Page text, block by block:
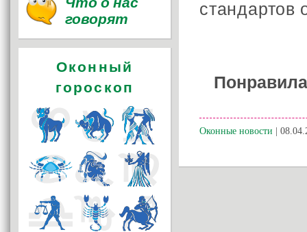
стандартов
Оконные новости |
говорят
Оконный
гороскоп